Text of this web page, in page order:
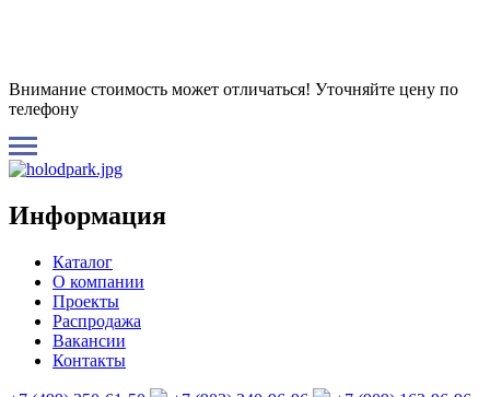
Внимание стоимость может отличаться! Уточняйте цену по
телефону
Информация
Каталог
О компании
Проекты
Распродажа
Вакансии
Контакты